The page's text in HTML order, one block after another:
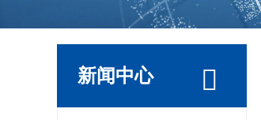
新闻中心